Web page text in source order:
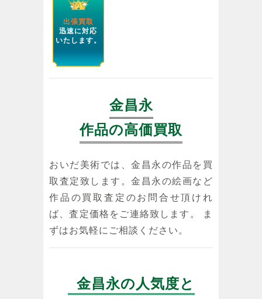
出張買取
迅速に対応
いたします。
金昌永
作品の高価買取
おいだ美術では、金昌永の作品を買
取査定致します。金昌永の絵画など
作品の買取査定のお問合せ頂けれ
ば、査定価格をご連絡致します。 ま
ずはお気軽にご相談ください。
金昌永の人気度と